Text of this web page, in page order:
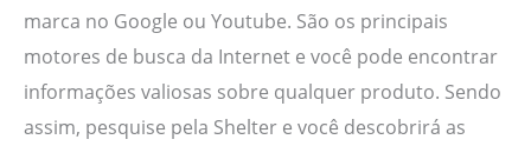
marca no Google ou Youtube. São os principais
motores de busca da Internet e você pode encontrar
informações valiosas sobre qualquer produto. Sendo
assim, pesquise pela Shelter e você descobrirá as